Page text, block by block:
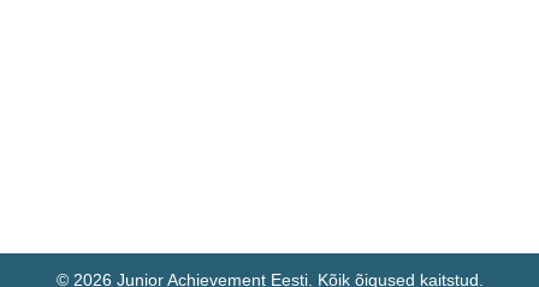
© 2026 Junior Achievement Eesti. Kõik õigused kaitstud.